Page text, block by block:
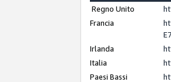
Regno Unito
Francia
Irlanda
Italia
Paesi Bassi